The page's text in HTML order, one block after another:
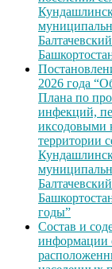
2026 года
Плана по
инфекций,
иксодовыми
территории
годы”
Состав и
информации